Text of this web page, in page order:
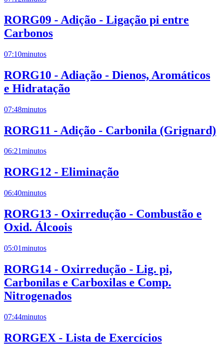
RORG09 - Adição - Ligação pi entre
Carbonos
07:10minutos
RORG10 - Adiação - Dienos, Aromáticos
e Hidratação
07:48minutos
RORG11 - Adição - Carbonila (Grignard)
06:21minutos
RORG12 - Eliminação
06:40minutos
RORG13 - Oxirredução - Combustão e
Oxid. Álcoois
05:01minutos
RORG14 - Oxirredução - Lig. pi,
Carbonilas e Carboxilas e Comp.
Nitrogenados
07:44minutos
RORGEX - Lista de Exercícios